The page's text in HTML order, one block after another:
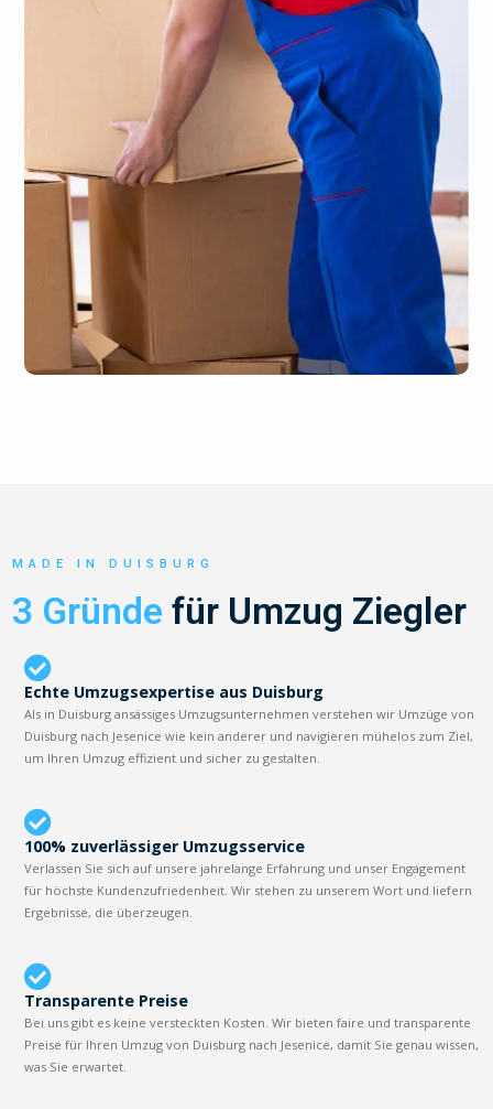
MADE IN DUISBURG
3 Gründe für Umzug Ziegler
Echte Umzugsexpertise aus Duisburg
Als in Duisburg ansässiges Umzugsunternehmen verstehen wir Umzüge von
Duisburg nach Jesenice wie kein anderer und navigieren mühelos zum Ziel,
um Ihren Umzug effizient und sicher zu gestalten.
100% zuverlässiger Umzugsservice
Verlassen Sie sich auf unsere jahrelange Erfahrung und unser Engagement
für höchste Kundenzufriedenheit. Wir stehen zu unserem Wort und liefern
Ergebnisse, die überzeugen.
Transparente Preise
Bei uns gibt es keine versteckten Kosten. Wir bieten faire und transparente
Preise für Ihren Umzug von Duisburg nach Jesenice, damit Sie genau wissen,
was Sie erwartet.